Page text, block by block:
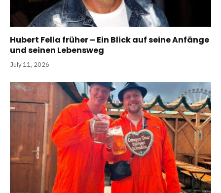
Hubert Fella früher – Ein Blick auf seine Anfänge
und seinen Lebensweg
July 11, 2026